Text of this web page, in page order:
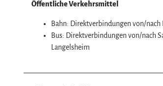
Öffentliche Verkehrsmittel
Bahn: Direktverbindungen von/
Bus: Direktverbindungen von/nach
Langelsheim